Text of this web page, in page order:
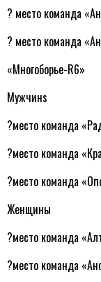
? место команда
? место команда
«Многоборье-R6»
Мужчинs
?место команда
?место команда
?место команда
Женщины
?место команда
?место команда